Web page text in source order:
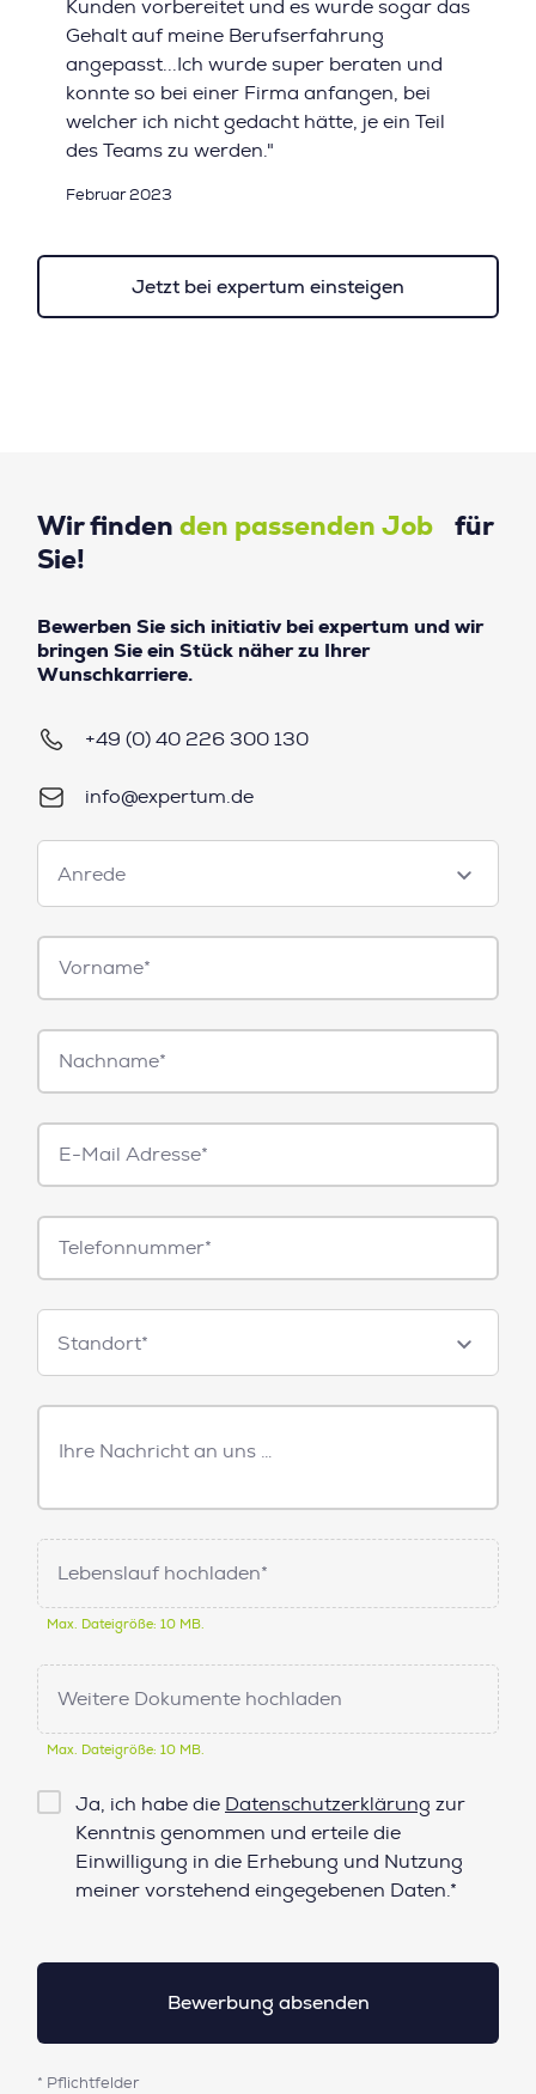
Kunden vorbereitet und es wurde sogar das
Gehalt auf meine Berufserfahrung
angepasst...Ich wurde super beraten und
konnte so bei einer Firma anfangen, bei
welcher ich nicht gedacht hätte, je ein Teil
des Teams zu werden."
Februar 2023
Jetzt bei expertum einsteigen
Wir finden den passenden Job für
Sie!
Bewerben Sie sich initiativ bei expertum und wir
bringen Sie ein Stück näher zu Ihrer
Wunschkarriere.
+49 (0) 40 226 300 130
info@expertum.de
Anrede
Anrede
Vorname*
Nachname*
E-
Mail*
Telefonnummer
Standorte
Standort*
Freitext
Nachricht
Lebenslauf hochladen*
Max. Dateigröße: 10 MB.
Weitere Dokumente hochladen
Max. Dateigröße: 10 MB.
Checkbox
Datenschutz*
Ja, ich habe die Datenschutzerklärung zur
Kenntnis genommen und erteile die
Einwilligung in die Erhebung und Nutzung
meiner vorstehend eingegebenen Daten.*
* Pflichtfelder